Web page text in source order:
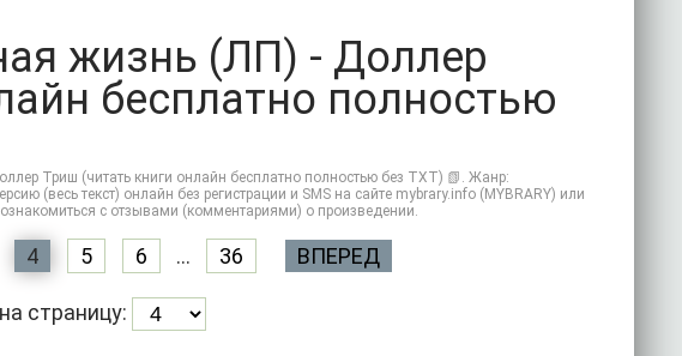
жизнь (ЛП) - Доллер
бесплатно полностью
Триш (читать книги онлайн бесплатно полностью без TXT) 📗. Жанр:
(весь текст) онлайн без регистрации и SMS на сайте mybrary.info (MYBRARY) или
с отзывами (комментариями) о произведении.
4 5 6 ... 36 ВПЕРЕД
страницу: